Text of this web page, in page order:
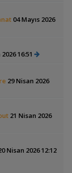
04 Mayıs 2026
16:51
29 Nisan 2026
21 Nisan 2026
Nisan 2026 12:12